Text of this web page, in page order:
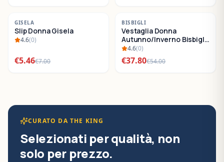
-22 %
SALDI
GISELA
Slip Donna Gisela
4.6(0)
€5.46€7.00
-30 %
SALDI
BISBIGLI
Vestaglia Donna
Autunno/Inverno Bisbigli
BO288632
4.6(0)
€37.80€54.00
CURATO DA THE KING
Selezionati per qualità, non
solo per prezzo.